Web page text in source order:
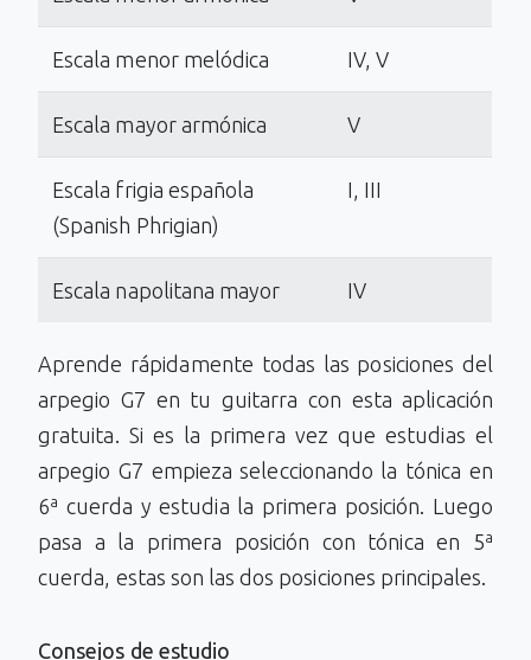
Escala menor melódica IV, V
Escala mayor armónica V
Escala frigia española
(Spanish Phrigian)
I, III
Escala napolitana mayor IV
Aprende rápidamente todas las posiciones del
arpegio G7 en tu guitarra con esta aplicación
gratuita. Si es la primera vez que estudias el
arpegio G7 empieza seleccionando la tónica en
6ª cuerda y estudia la primera posición. Luego
pasa a la primera posición con tónica en 5ª
cuerda, estas son las dos posiciones principales.
Consejos de estudio